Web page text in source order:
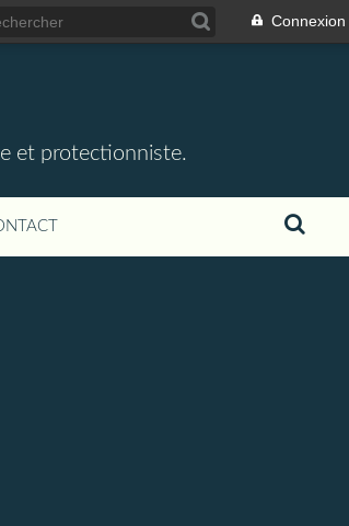
Connexion
et protectionniste.